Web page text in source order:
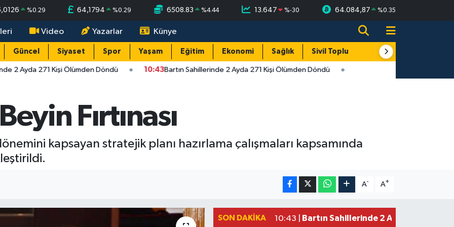
%0.29 64,1794 %0.29 6508.83 %4.44 13.647 %-30 64.084,87 %0.35
Video Yazarlar Künye
Güncel Siyaset Spor Yaşam Eğitim Ekonomi Sağlık Sivil Toplum Turizm
2 Ayda 271 Kişi Ölümden Döndü 10:43Bartın Sahillerinde 2 Ayda 271 Kişi Ölümden Döndü
Fırtınası
kapsayan stratejik planı hazırlama çalışmaları kapsamında
A- A+
SON DAKIKA 10:43 | Bartın Sahillerinde 2 Ayda 271 Kişi